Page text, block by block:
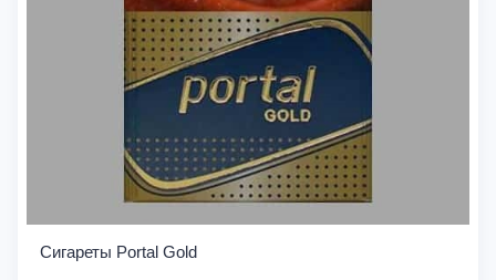
Сигареты Portal Gold